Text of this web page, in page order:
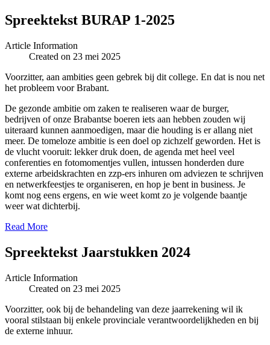
Spreektekst BURAP 1-2025
Article Information
Created on 23 mei 2025
Voorzitter, aan ambities geen gebrek bij dit college. En dat is nou net
het probleem voor Brabant.
De gezonde ambitie om zaken te realiseren waar de burger,
bedrijven of onze Brabantse boeren iets aan hebben zouden wij
uiteraard kunnen aanmoedigen, maar die houding is er allang niet
meer. De tomeloze ambitie is een doel op zichzelf geworden. Het is
de vlucht vooruit: lekker druk doen, de agenda met heel veel
conferenties en fotomomentjes vullen, intussen honderden dure
externe arbeidskrachten en zzp-ers inhuren om adviezen te schrijven
en netwerkfeestjes te organiseren, en hop je bent in business. Je
komt nog eens ergens, en wie weet komt zo je volgende baantje
weer wat dichterbij.
Read More
Spreektekst Jaarstukken 2024
Article Information
Created on 23 mei 2025
Voorzitter, ook bij de behandeling van deze jaarrekening wil ik
vooral stilstaan bij enkele provinciale verantwoordelijkheden en bij
de externe inhuur.